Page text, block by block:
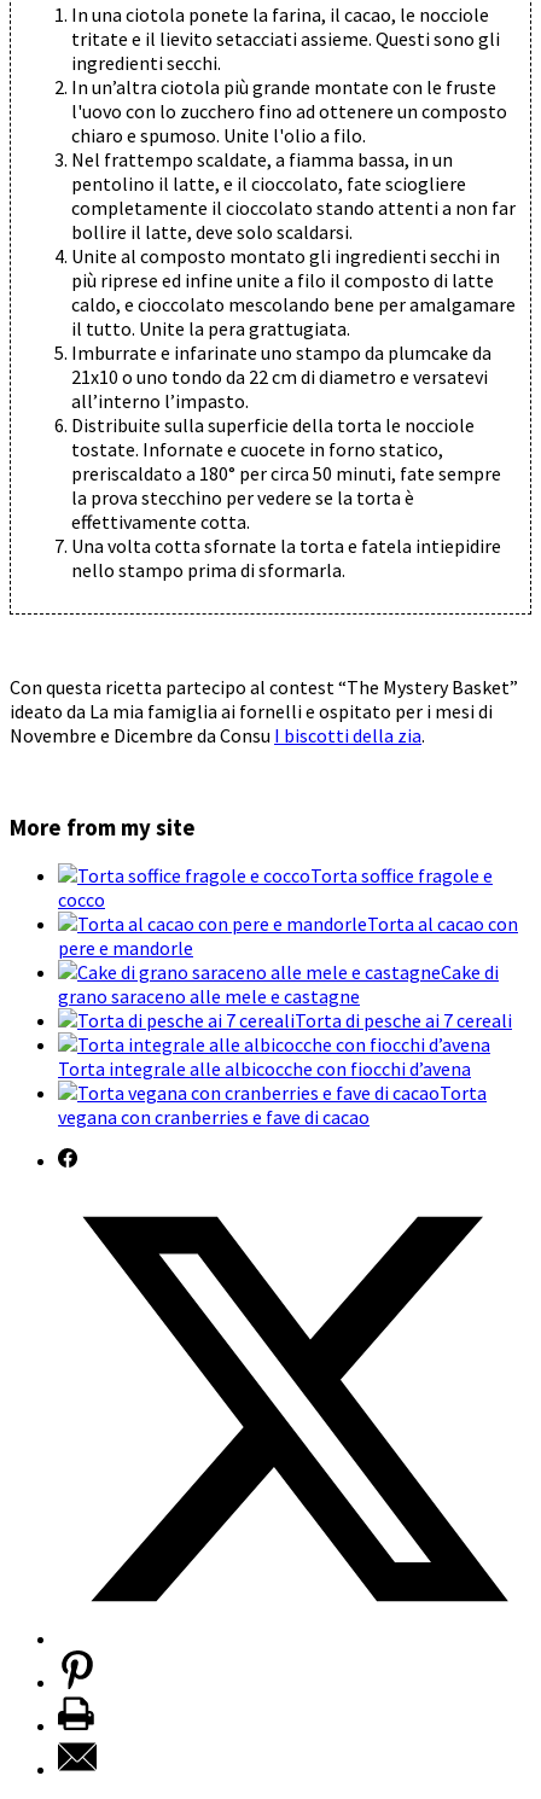
In una ciotola ponete la farina, il cacao, le nocciole
tritate e il lievito setacciati assieme. Questi sono gli
ingredienti secchi.
In un’altra ciotola più grande montate con le fruste
l'uovo con lo zucchero fino ad ottenere un composto
chiaro e spumoso. Unite l'olio a filo.
Nel frattempo scaldate, a fiamma bassa, in un
pentolino il latte, e il cioccolato, fate sciogliere
completamente il cioccolato stando attenti a non far
bollire il latte, deve solo scaldarsi.
Unite al composto montato gli ingredienti secchi in
più riprese ed infine unite a filo il composto di latte
caldo, e cioccolato mescolando bene per amalgamare
il tutto. Unite la pera grattugiata.
Imburrate e infarinate uno stampo da plumcake da
21x10 o uno tondo da 22 cm di diametro e versatevi
all’interno l’impasto.
Distribuite sulla superficie della torta le nocciole
tostate. Infornate e cuocete in forno statico,
preriscaldato a 180° per circa 50 minuti, fate sempre
la prova stecchino per vedere se la torta è
effettivamente cotta.
Una volta cotta sfornate la torta e fatela intiepidire
nello stampo prima di sformarla.
Con questa ricetta partecipo al contest “The Mystery Basket”
ideato da La mia famiglia ai fornelli e ospitato per i mesi di
Novembre e Dicembre da Consu I biscotti della zia.
More from my site
Torta soffice fragole e
cocco
Torta al cacao con
pere e mandorle
Cake di
grano saraceno alle mele e castagne
Torta di pesche ai 7 cereali
Torta integrale alle albicocche con fiocchi d’avena
Torta
vegana con cranberries e fave di cacao